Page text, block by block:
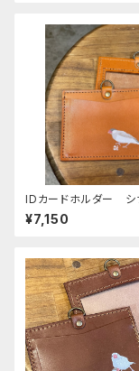
IDカードホルダー シ
鳥 キャメル （ストラッ
Camel ぶんちょう
¥7,150